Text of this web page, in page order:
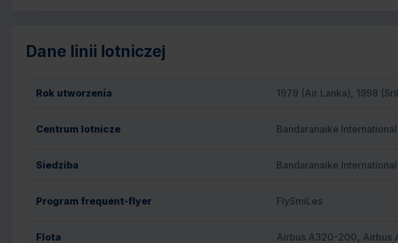
Dane linii lotniczej
Rok utworzenia 1979 (Air Lanka), 1998
Centrum lotnicze Bandaranaike
Siedziba Bandaranaike
Program frequent-flyer FlySmiLes
Flota Airbus A320-200, Airbus